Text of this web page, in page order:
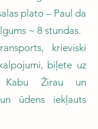
plato – Paul da
~ 8 stundas.
krieviski
biļete uz
Kabu Žirau un
ūdens iekļauts